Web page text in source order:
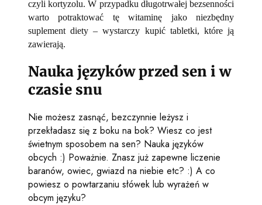
czyli kortyzolu. W przypadku długotrwałej bezsenności
warto potraktować tę witaminę jako niezbędny
suplement diety – wystarczy kupić tabletki, które ją
zawierają.
Nauka języków przed sen i w
czasie snu
Nie możesz zasnąć, bezczynnie leżysz i
przekładasz się z boku na bok? Wiesz co jest
świetnym sposobem na sen? Nauka języków
obcych :) Poważnie. Znasz już zapewne liczenie
baranów, owiec, gwiazd na niebie etc? :) A co
powiesz o powtarzaniu słówek lub wyrażeń w
obcym języku?